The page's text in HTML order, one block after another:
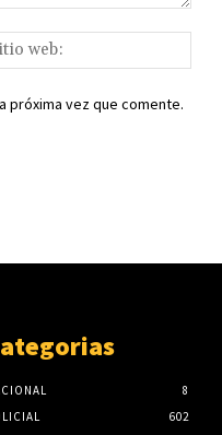
web:
próxima vez que comente.
8
602